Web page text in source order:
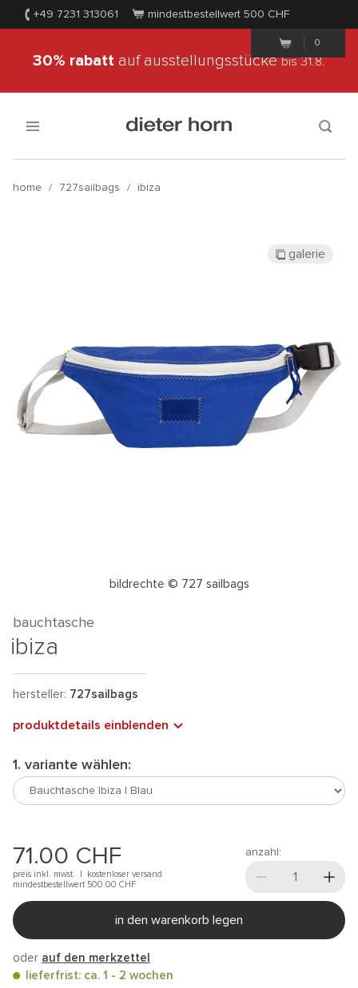
+49 7231 313061 mindestbestellwert 500 CHF
0
30% rabatt auf ausstellungsstückebis 31.8.
home / 727sailbags / ibiza
bildrechte © 727 sailbags
galerie
bauchtasche
ibiza
hersteller: 727sailbags
produktdetails einblenden
1. variante wählen:
71.00 CHF
preis inkl. mwst. |
kostenloser versand
mindestbestellwert 500.00 CHF
anzahl:
in den warenkorb legen
oder auf den merkzettel
lieferfrist: ca. 1 - 2 wochen